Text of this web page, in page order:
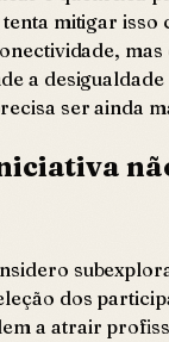
mitigar isso
mas
a
ser ainda
dos
a atrair